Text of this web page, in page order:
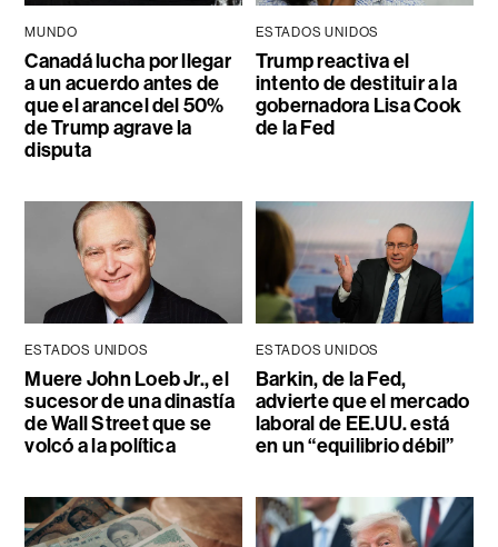
MUNDO
Canadá lucha por llegar
a un acuerdo antes de
que el arancel del 50%
de Trump agrave la
disputa
ESTADOS UNIDOS
Trump reactiva el
intento de destituir a la
gobernadora Lisa Cook
de la Fed
ESTADOS UNIDOS
Muere John Loeb Jr., el
sucesor de una dinastía
de Wall Street que se
volcó a la política
ESTADOS UNIDOS
Barkin, de la Fed,
advierte que el mercado
laboral de EE.UU. está
en un “equilibrio débil”